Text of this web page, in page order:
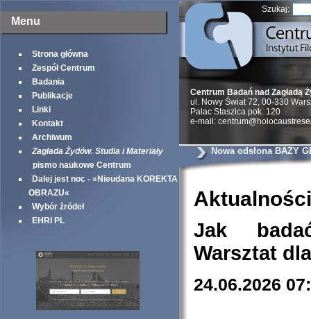
Menu
Strona główna
Zespół Centrum
Badania
Publikacje
Linki
Kontakt
Archiwum
Zagłada Żydów. Studia i Materiały
pismo naukowe Centrum
Dalej jest noc - »Nieudana KOREKTA
OBRAZU«
Wybór źródeł
EHRI PL
Szukaj:
Centrum Badań nad Zagładą
ul. Nowy Świat 72, 00-330
Palac Staszica pok. 120
e-mail:
Nowa odsłona BAZY
Aktualności
Jak
Warsztat
24.06.2026